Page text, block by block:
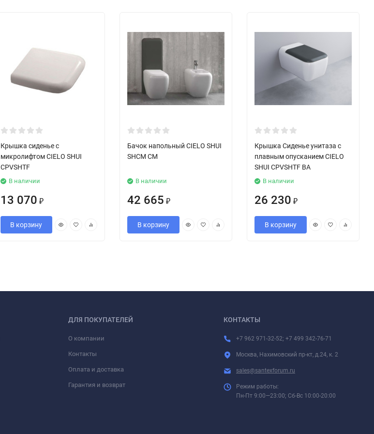
Крышка сиденье с
микролифтом CIELO SHUI
CPVSHTF
В наличии
13 070 ₽
В корзину
Бачок напольный CIELO SHUI
SHCM CM
В наличии
42 665 ₽
В корзину
Крышка Сиденье унитаза с
плавным опусканием CIELO
SHUI CPVSHTF BA
В наличии
26 230 ₽
В корзину
ДЛЯ ПОКУПАТЕЛЕЙ
О компании
Контакты
Оплата и доставка
Гарантия и возврат
КОНТАКТЫ
+7 962 971-32-52; +7 499 342-76-71
Москва, Нахимовский пр-кт, д.24, к. 2
sales@santexforum.ru
Режим работы:
Пн-Пт 9:00—23:00; Сб-Вс 10:00-20:00